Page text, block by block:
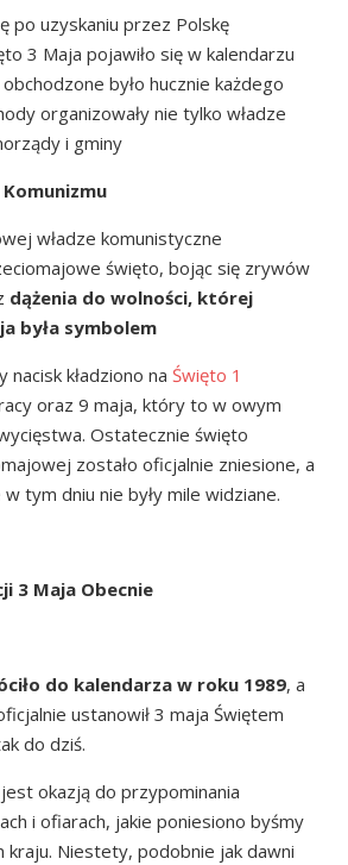
po uzyskaniu przez Polskę
3 Maja pojawiło się w kalendarzu
było hucznie każdego
organizowały nie tylko władze
i gminy
władze komunistyczne
święto, bojąc się zrywów
dążenia do wolności, której
była symbolem
nacisk kładziono na Święto 1
oraz 9 maja, który to w owym
Ostatecznie święto
zostało oficjalnie zniesione, a
tym dniu nie były mile widziane.
3 Maja Obecnie
do kalendarza w roku 1989, a
ustanowił 3 maja Świętem
do dziś.
okazją do przypominania
i ofiarach, jakie poniesiono byśmy
kraju. Niestety, podobnie jak dawni